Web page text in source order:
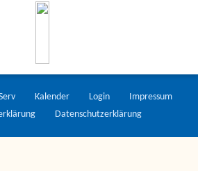
Kalender Login
Impressum
Datenschutzerklärung